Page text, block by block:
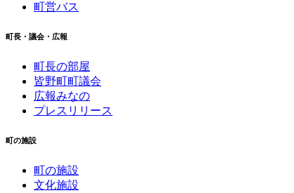
町営バス
町長・議会・広報
町長の部屋
皆野町町議会
広報みなの
プレスリリース
町の施設
町の施設
文化施設